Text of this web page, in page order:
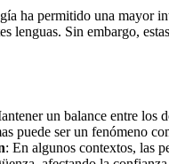
ha permitido una mayor
lenguas. Sin embargo,
un balance entre los
puede ser un fenómeno
: En algunos contextos, las